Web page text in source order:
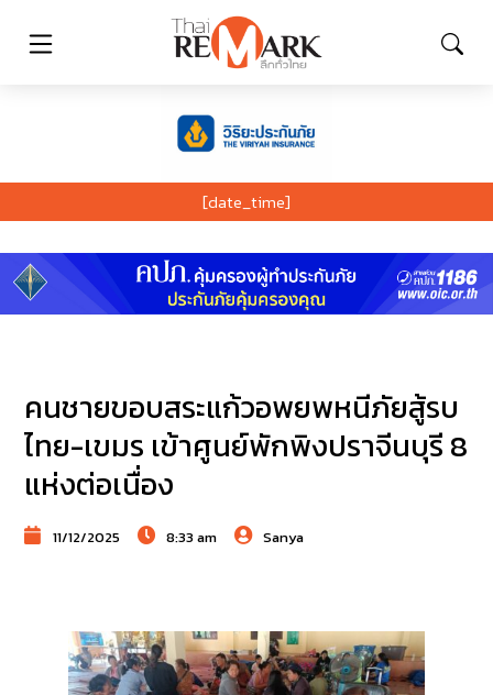
[date_time]
คนชายขอบสระแก้วอพยพหนีภัยสู้รบ
ไทย-เขมร เข้าศูนย์พักพิงปราจีนบุรี 8
แห่งต่อเนื่อง
11/12/2025 8:33 am Sanya